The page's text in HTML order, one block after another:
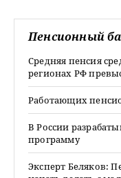
Пенсионный
Средняя пенсия
регионах РФ
Работающих
В России
программу
Эксперт Беляков: